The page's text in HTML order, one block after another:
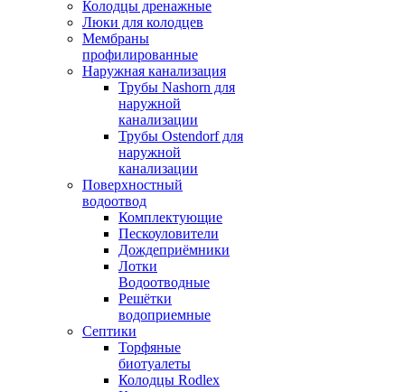
Колодцы дренажные
Люки для колодцев
Мембраны
профилированные
Наружная канализация
Трубы Nashorn для
наружной
канализации
Трубы Ostendorf для
наружной
канализации
Поверхностный
водоотвод
Комплектующие
Пескоуловители
Дождеприёмники
Лотки
Водоотводные
Решётки
водоприемные
Септики
Торфяные
биотуалеты
Колодцы Rodlex